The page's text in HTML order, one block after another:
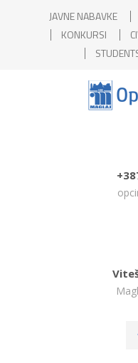
JAVNE NABAVKE
KONKURSI